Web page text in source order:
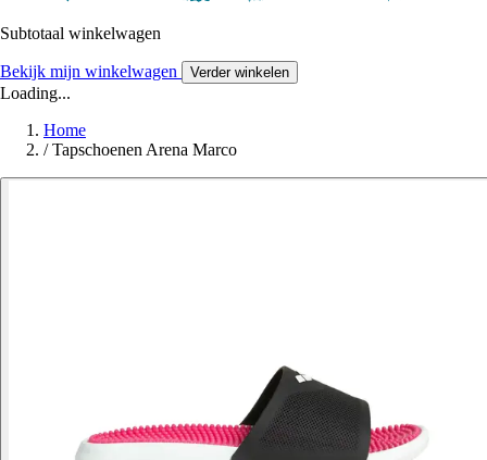
Subtotaal winkelwagen
Bekijk mijn winkelwagen Verder winkelen
Loading...
Home
/ Tapschoenen Arena Marco